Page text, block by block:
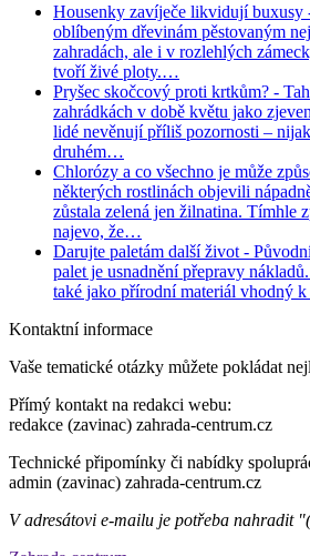
Housenky zavíječe likvidují buxusy
oblíbeným dřevinám pěstovaným
zahradách, ale i v rozlehlých
tvoří živé ploty.…
Pryšec skočcový proti krtkům? -
zahrádkách v době květu jako
lidé nevěnují příliš pozornosti –
druhém…
Chlorózy a co všechno je může
některých rostlinách objevili
zůstala zelená jen žilnatina. Tímhle
najevo, že…
Darujte paletám další život -
palet je usnadnění přepravy
také jako přírodní materiál vhodný
Kontaktní informace
Vaše tematické otázky můžete pokládat
Přímý kontakt na redakci webu:
redakce (zavinac) zahrada-centrum.cz
Technické připomínky či nabídky
admin (zavinac) zahrada-centrum.cz
V adresátovi e-mailu je potřeba nahradit